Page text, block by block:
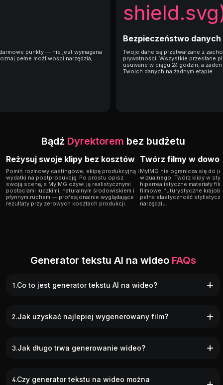
punkty — nie jest wymagana
pełne możliwości narzędzia,
Bezpieczeństwo danych
Twoje dane są przetwarzane z
prywatności. Wszystkie przesłane
usuwane w ciągu 24 godzin, a
Twoich danych na żadnym etapie.
Bądź Dyrektorem bez budżetu
Reżysuj swoje klipy bez kosztów
Pomiń rozmowy castingowe, ekipę produkcyjną i
wydatki na postprodukcję. Po prostu opisz
swoją scenę, a MyIMG ożywi ją realistycznymi
postaciami ludzkimi, naturalnym środowiskiem i
płynnym ruchem — profesjonalnie wyglądające
rezultaty przy zerowych kosztach produkcji.
Twórz filmy w
MyIMG nie ogranicza się do
wizualnego. Twórz klipy w
hiperrealistyczne materiały
filmowe, futurystyczne
pełna elastyczność
narzędziu.
Generator tekstu AI na wideo FAQs
1.Co to jest generator tekstu AI na wideo?
2.Jak uzyskać najlepiej wygenerowany film?
3.Jak długo trwa generowanie wideo?
4.Czy generator tekstu na wideo można